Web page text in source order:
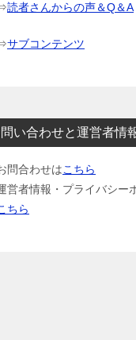
読者さんからの声＆Q＆A
サブコンテンツ
い合わせと運営者情
問合わせはこちら
営者情報・プライバシー
ちら